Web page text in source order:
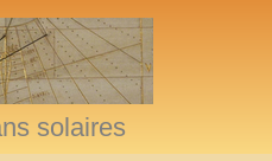
solaires